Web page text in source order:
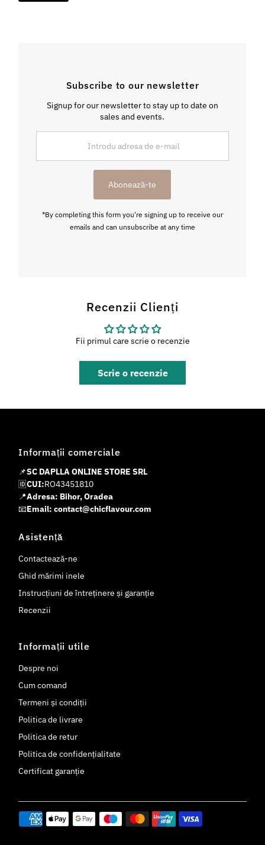
Subscribe to our newsletter
Signup for our newsletter to stay up to date on
sales and events.
de
Abonează-te
*By completing this form you're signing up to receive our
emails and can unsubscribe at any time
Recenzii Clienți
Fii primul care scrie o recenzie
Scrie o recenzie
Informații comerciale
📌SC DAPLLA ONLINE STORE SRL
🆔CUI:RO43451810
📍Adresa: Bihor, Oradea
📧Email: contact@chicflavour.com
Asistență
Contactează-ne
Ghid mărimi inele
Instrucțiuni de întreținere și garanție
Recenzii
Informații utile
Despre noi
Cum comand
Termeni și condiții
Politica de livrare
Politica de retur
Politica de confidențialitate
Certificat garanție